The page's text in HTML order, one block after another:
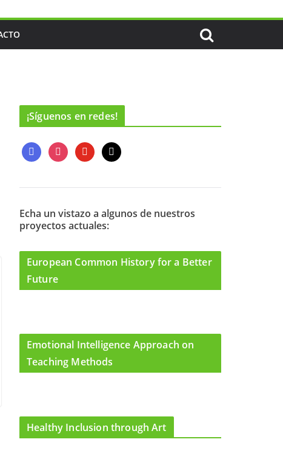
¡Síguenos en redes!
f
a
e
o
o
i
n
t
g
r
m
y
o
t
b
e
m
a
l
Echa un vistazo a algunos de nuestros
proyectos actuales:
European Common History for a Better
Future
Emotional Intelligence Approach on
Teaching Methods
Healthy Inclusion through Art